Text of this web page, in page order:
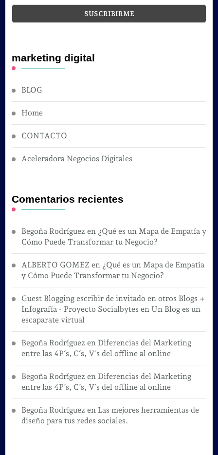
marketing digital
BLOG
Home
CONTACTO
Aceleradora Negocios Digitales
Comentarios recientes
Begoña Rodríguez en ¿Qué es un Mapa de Empatía y
Cómo Puede Transformar tu Negocio?
ALBERTO GOMEZ en ¿Qué es un Mapa de Empatía
y Cómo Puede Transformar tu Negocio?
Guest Blogging escribir de invitado en otros Blogs +
Infografía - Proyecto Socialbytes en Un Blog es un
escaparate virtual
Begoña Rodríguez en Diferencias del Marketing
entre las 4P´s, C´s, V´s del offline al online
Begoña Rodríguez en Diferencias del Marketing
entre las 4P´s, C´s, V´s del offline al online
Begoña Rodríguez en Las mejores herramientas de
diseño para tus redes sociales.